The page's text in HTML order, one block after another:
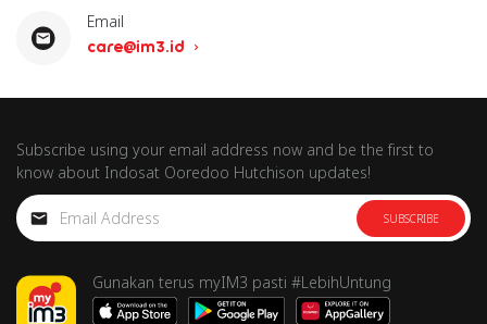
Email
care@im3.id
Subscribe using your email address now and be the first to
know about Indosat Ooredoo Hutchison updates!
SUBSCRIBE
Gunakan terus myIM3 pasti #LebihUntung